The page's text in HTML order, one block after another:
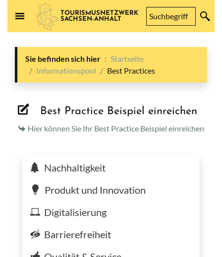
TOURISMUSNETZWERK
SACHSEN-ANHALT
Sie befinden sich hier
Startseite
Informationspool
Best Practices
Best Practice Beispiel einreichen
Hier können Sie Ihr Best Practice Beispiel einreichen
Nachhaltigkeit
Produkt und Innovation
Digitalisierung
Barrierefreiheit